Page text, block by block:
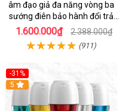
âm đạo giả đa năng vòng ba
sướng điên bảo hành đổi trả
nhanh
1.600.000₫ 2.388.000₫
(911)
-31%
Hot
5